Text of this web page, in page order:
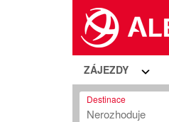
ZÁJEZDY
Destinace
Nerozhoduje